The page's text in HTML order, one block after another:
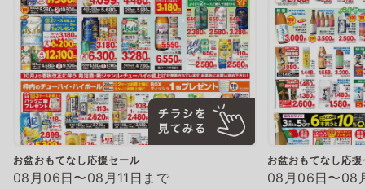
お盆おもてなし応援セール
08月06日〜08月11日まで
お盆おもてなし応
08月06日〜08